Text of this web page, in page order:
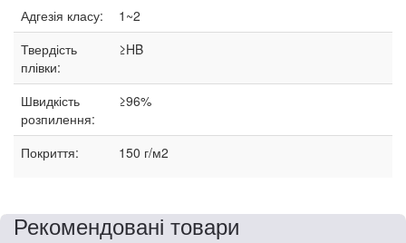
Адгезія класу:
1~2
Твердість
плівки:
≥HB
Швидкість
розпилення:
≥96%
Покриття: 150 г/м2
Рекомендовані товари